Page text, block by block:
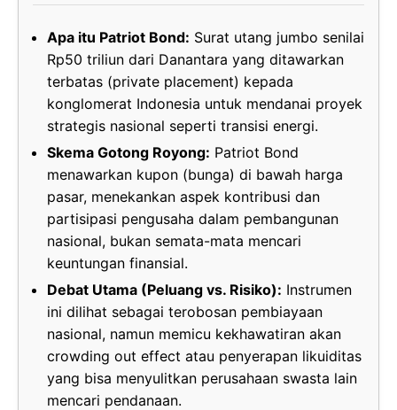
Apa itu Patriot Bond: Surat utang jumbo senilai
Rp50 triliun dari Danantara yang ditawarkan
terbatas (private placement) kepada
konglomerat Indonesia untuk mendanai proyek
strategis nasional seperti transisi energi.
Skema Gotong Royong: Patriot Bond
menawarkan kupon (bunga) di bawah harga
pasar, menekankan aspek kontribusi dan
partisipasi pengusaha dalam pembangunan
nasional, bukan semata-mata mencari
keuntungan finansial.
Debat Utama (Peluang vs. Risiko): Instrumen
ini dilihat sebagai terobosan pembiayaan
nasional, namun memicu kekhawatiran akan
crowding out effect atau penyerapan likuiditas
yang bisa menyulitkan perusahaan swasta lain
mencari pendanaan.